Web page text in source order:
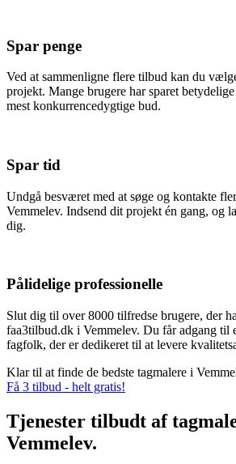
Spar penge
Ved at sammenligne flere tilbud kan du
projekt. Mange brugere har sparet
mest konkurrencedygtige bud.
Spar tid
Undgå besværet med at søge og kontakte
Vemmelev. Indsend dit projekt én gang, og
dig.
Pålidelige professionelle
Slut dig til over 8000 tilfredse brugere, der
faa3tilbud.dk i Vemmelev. Du får adgang til
fagfolk, der er dedikeret til at levere
Klar til at finde de bedste tagmalere i
Få 3 tilbud - helt gratis!
Tjenester tilbudt af
Vemmelev.